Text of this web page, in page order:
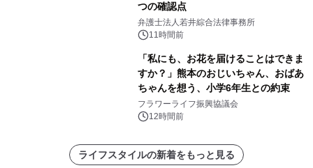
つの確認点
弁護士法人若井綜合法律事務所
11時間前
「私にも、お花を届けることはできま
すか？」熊本のおじいちゃん、おばあ
ちゃんを想う、小学6年生との約束
フラワーライフ振興協議会
12時間前
ライフスタイルの新着をもっと見る